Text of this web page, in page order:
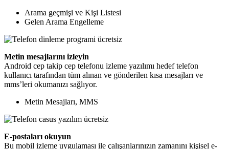
Arama geçmişi ve Kişi Listesi
Gelen Arama Engelleme
Metin mesajlarını izleyin
Android cep takip cep telefonu izleme yazılımı hedef telefon
kullanıcı tarafından tüm alınan ve gönderilen kısa mesajları ve
mms’leri okumanızı sağlıyor.
Metin Mesajları, MMS
E-postaları okuyun
Bu mobil izleme uygulaması ile çalışanlarınızın zamanını kişisel e-